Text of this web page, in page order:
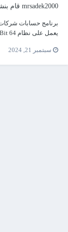
mrsadek2000 قام
سبتمبر 21, 2024